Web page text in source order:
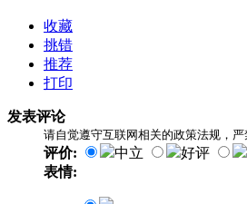
收藏
挑错
推荐
打印
发表评论
请自觉遵守互联网相关的政策法规，严
评价: 中立 好评
表情: